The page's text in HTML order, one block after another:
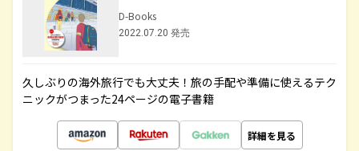
D-Books
2022.07.20 発売
久しぶりの海外旅行でも大丈夫！旅の手配や準備に使えるテク
ニックがつまった24ページの電子書籍
詳細を見る